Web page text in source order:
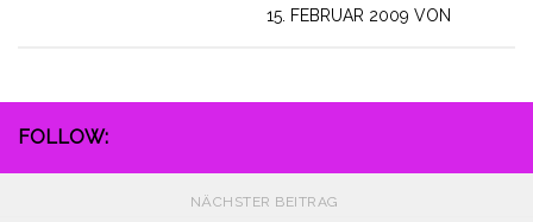
15. FEBRUAR 2009 VON
FOLLOW:
NÄCHSTER BEITRAG